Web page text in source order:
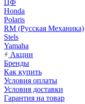
ЦФ
Honda
Polaris
RM (Русская Механика)
Stels
Yamaha
Акции
Бренды
Как купить
Условия оплаты
Условия доставки
Гарантия на товар